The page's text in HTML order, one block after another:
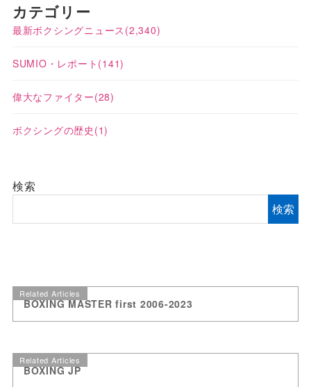
カテゴリー
最新ボクシングニュース (2,340)
SUMIO・レポート (141)
偉大なファイター(28)
ボクシングの歴史 (1)
検索
検索
Related Articles
BOXING MASTER first 2006-2023
Related Articles
BOXING JP